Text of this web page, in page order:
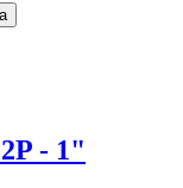
- 1"